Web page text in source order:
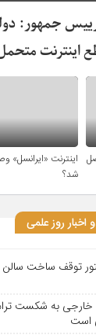
جمهور:
اینترنت
اینترنت «ایرانسل»
شد؟
روز علمی
خارجی به شکست
است